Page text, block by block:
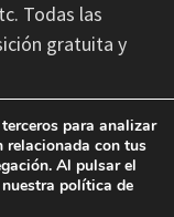
Todas las
gratuita y
erratas
hora que se
por terceros.
para analizar
relacionada con tus
Al pulsar el
política de